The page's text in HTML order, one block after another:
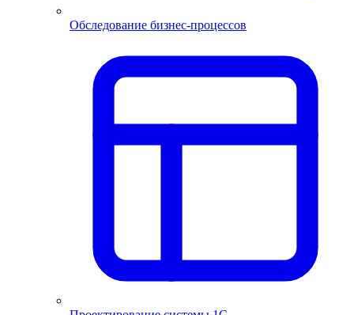
Обследование бизнес-процессов